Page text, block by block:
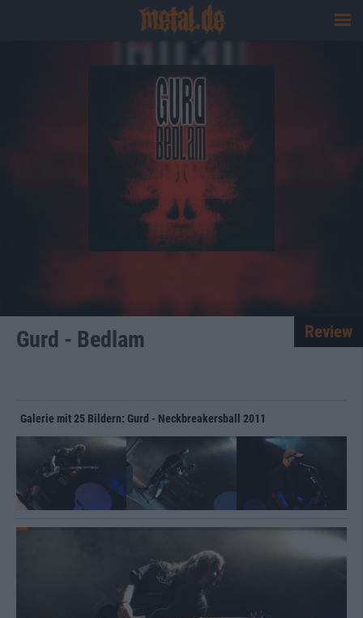
Gurd - Bedlam Review
Galerie mit 25 Bildern: Gurd - Neckbreakersball 2011